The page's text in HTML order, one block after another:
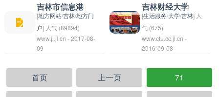
北工科院校的一面旗
帜”。长春理工大学目
前拥有14个学院，涵盖
工程、理学、管理、文
学、法学、经济等多个
硕士、博士等多个级别
的教育培养项目。在工
能的人才。学校设有医
学、药学、护理等多个
学科，拥有一支高水平
的教学团队和完善的教
学设施。吉林医药学院
的声誉，并为国家和地
方的医疗卫生服务做出
延边地区的自然风光、
民俗文化、特色美食等
方面，展现出这个地区
独特的魅力和魄力。延
边风采不仅体现了这里
边朝鲜族自治州丰富多
彩文化的一种表达和展
养工程技术和教育学科
的专业人才。学院致力
于提供全面优质的教育
教学和研究服务，培养
学生具备扎实的理论基
和经济发展做出贡献。
吉林市信息港
[地方网站/吉林/地方门
户] 人气 (89894)
吉林市信息港是吉林市
政府推出的一个网络信
民提供吉林市的政务服
务、生活信息、文化活
www.jl.jl.cn - 2017-08-
09
吉林财经大学
[生活服务/大学/吉林] 人
气 (675)
吉林财经大学（Jilin
University of Finance
称吉林财大，位于中国
吉林省长春市。学校是
www.ctu.cc.jl.cn -
2016-09-08
首页 上一页 71